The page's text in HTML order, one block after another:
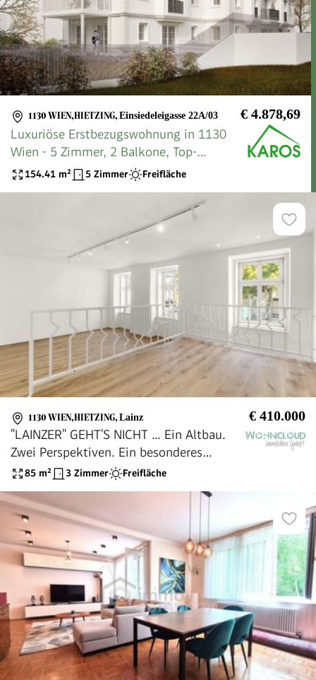
1130 WIEN,HIETZING, Einsiedeleigasse 22A/03 € 4.878,69
Luxuriöse Erstbezugswohnung in 1130
Wien - 5 Zimmer, 2 Balkone, Top-
Ausstattung!
154.41 m² 5 Zimmer Freifläche
1130 WIEN,HIETZING, Lainz € 410.000
"LAINZER" GEHT'S NICHT ... Ein Altbau.
Zwei Perspektiven. Ein besonderes
Zuhause.
85 m² 3 Zimmer Freifläche